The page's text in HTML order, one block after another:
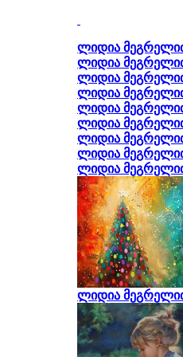
ლიდია
ლიდია
ლიდია
ლიდია
ლიდია
ლიდია
ლიდია
ლიდია
ლიდია
ლიდია